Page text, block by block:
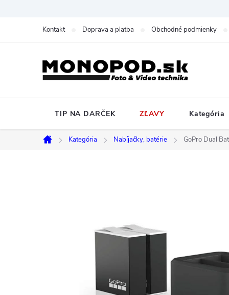
Kontakt Doprava a platba Obchodné podmienky
TIP NA DARČEK ZĽAVY Kategória
Domov
Kategória Nabíjačky, batérie GoPro Dual